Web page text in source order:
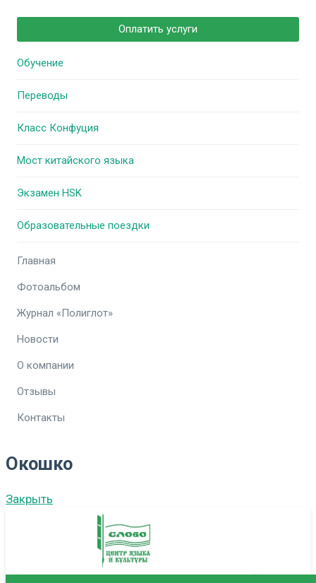
Оплатить услуги
Обучение
Переводы
Класс Конфуция
Мост китайского языка
Экзамен HSK
Образовательные поездки
Главная
Фотоальбом
Журнал «Полиглот»
Новости
О компании
Отзывы
Контакты
Окошко
Закрыть